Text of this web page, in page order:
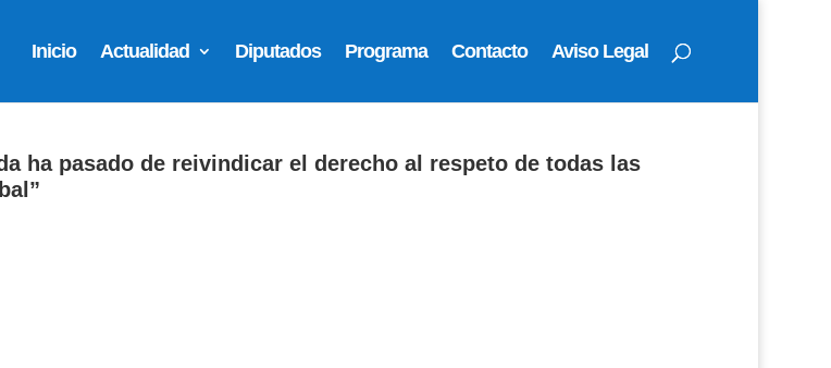
Inicio Actualidad Diputados Programa Contacto Aviso Legal
ha pasado de reivindicar el derecho al respeto de todas las